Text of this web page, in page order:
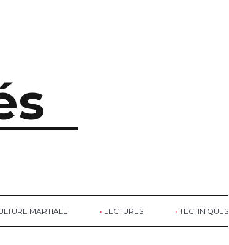
MARTIALE LECTURES TECHNIQUES